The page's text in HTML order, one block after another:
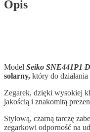
Opis
Model Seiko SNE441P1
solarny, który do
Zegarek, dzięki wysokiej
jakością i znakomitą
Stylową, czarną tarczę
zegarkowi odporność na